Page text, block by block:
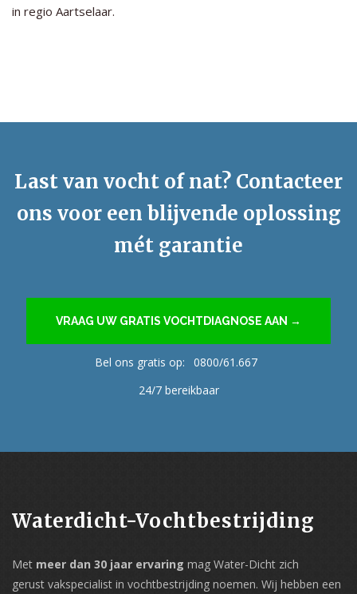
in regio Aartselaar.
Last van vocht of nat? Contacteer
ons voor een blijvende oplossing
mét garantie
VRAAG UW GRATIS VOCHTDIAGNOSE AAN →
Bel ons gratis op:
0800/61.667
24/7 bereikbaar
Waterdicht-Vochtbestrijding
Met meer dan 30 jaar ervaring mag Water-Dicht zich
gerust vakspecialist in vochtbestrijding noemen. Wij hebben een